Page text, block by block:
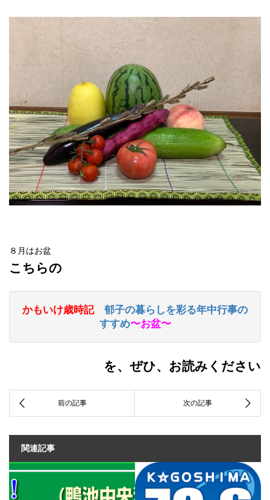
８月はお盆
こちらの
かもいけ歳時記 郁子の暮らしを彩る年中行事の
すすめ〜お盆〜
を、ぜひ、お読みください
関連記事